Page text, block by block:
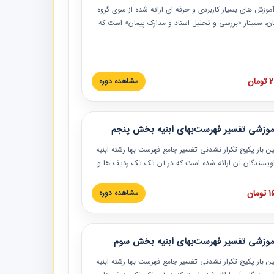
های بسیار کاربردی و حرفه‏ ای ارائه شده از سوی گروه
سمینار «بررسی و تحلیل اسناد و مدارک پیمان» است که
این خصوص ارائه شده است.
مشاهده دوره
تفسیر فهرست‌بهای ابنیه بخش پنجم
بار پکیج تکرار نشدنی تفسیر جامع فهرست بها رشته ابنیه
نویسندگان آن ارائه شده است که در آن تک تک ردیف ها و
و به همراه تصاویر عملیات اجرایی مرتبط با ردیف های
بها ارائه شده است. این دوره با کلام مهندس
مدیر پروژه مهندسی مشاور در امر بازنگری فهرست
حال فعالیت هستند حتما توصیه می کنیم از مطالب این
نمایند.
مشاهده دوره
تفسیر فهرست‌بهای ابنیه بخش سوم
بار پکیج تکرار نشدنی تفسیر جامع فهرست بها رشته ابنیه